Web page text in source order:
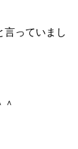
言っていまし